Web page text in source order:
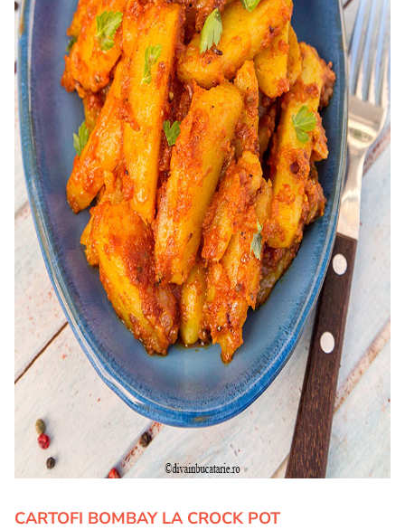
CARTOFI BOMBAY LA CROCK POT